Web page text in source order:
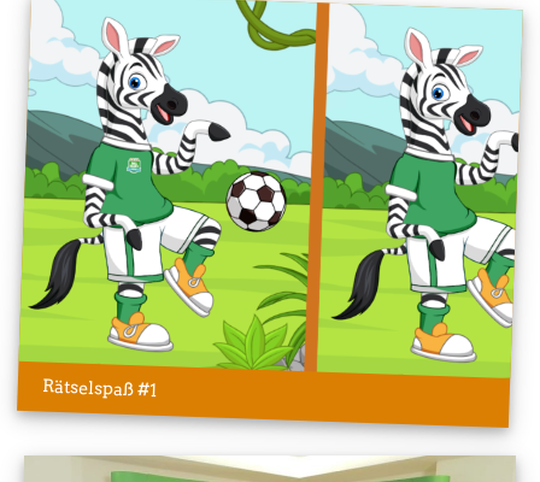
Rätselspaß #1